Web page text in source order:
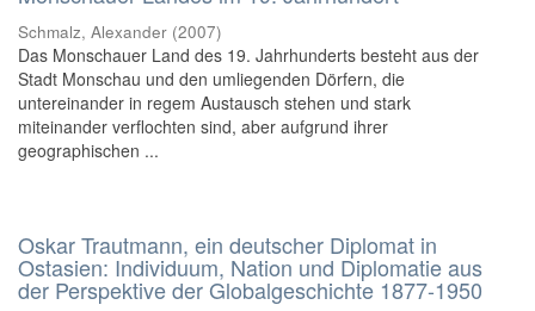
Schmalz, Alexander (2007)
Das Monschauer Land des 19. Jahrhunderts besteht aus der
Stadt Monschau und den umliegenden Dörfern, die
untereinander in regem Austausch stehen und stark
miteinander verflochten sind, aber aufgrund ihrer
geographischen ...
Oskar Trautmann, ein deutscher Diplomat in
Ostasien: Individuum, Nation und Diplomatie aus
der Perspektive der Globalgeschichte 1877-1950